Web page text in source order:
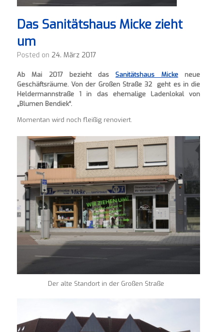
Das Sanitätshaus Micke zieht
um
Posted on 24. März 2017
Ab Mai 2017 bezieht das Sanitätshaus Mickeneue
Geschäftsräume. Von der Großen Straße 32 geht es in die
Heldermannstraße 1 in das ehemalige Ladenlokal von
„Blumen Bendiek“.
Momentan wird noch fleißig renoviert.
Der alte Standort in der Großen Straße